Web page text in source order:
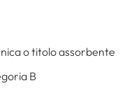
o titolo assorbente
B